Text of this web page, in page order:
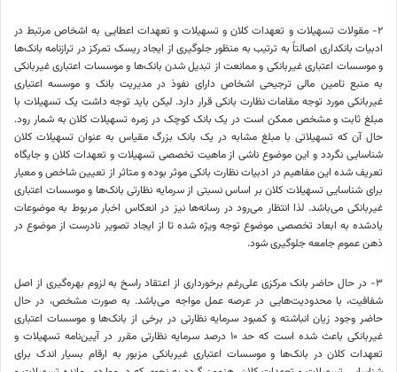
۲- مقولات تسهیلات و تعهدات کلان و تسهیلات و تعهدات اعطایی به اشخاص مرتبط در
ادبیات بانکداری اصالتاً به ترتیب به منظور جلوگیری از ایجاد ریسک تمرکز در ترازنامه بانک‌ها
و موسسات اعتباری غیربانکی و ممانعت از تبدیل شدن بانک‌ها و موسسات اعتباری غیربانکی
به منبع تامین مالی ترجیحی اشخاص دارای نفوذ در مدیریت بانک و موسسه اعتباری
غیربانکی مورد توجه مقامات نظارت بانکی قرار دارد. لیکن باید توجه داشت یک تسهیلات با
مبلغ ثابت و مشخص ممکن است در یک بانک کوچک در زمره تسهیلات کلان به شمار رود.
حال آن که تسهیلاتی با مبلغ مشابه در یک بانک بزرگ مقیاس به عنوان تسهیلات کلان
شناسایی نگردد و این موضوع ناشی از ماهیت تخصصی تسهیلات و تعهدات کلان و جایگاه
تعریف شده این مفاهیم در ادبیات نظارت بانکی موثر بوده و متاثر از تعیین شاخص و معیار
برای شناسایی تسهیلات کلان بر اساس نسبتی از سرمایه نظارتی بانک‌ها و موسسات اعتباری
غیربانکی می‌باشد. لذا انتظار می‌رود در رسانه‌ها نیز در انعکاس اخبار مربوط به موضوعات
یادشده به ابعاد تخصصی موضوع توجه ویژه شده تا از ایجاد تصویر نادرست از موضوع در
ذهن عموم جامعه جلوگیری شود.
۳‏- در حال حاضر بانک مرکزی علی‌رغم برخورداری از اعتقاد راسخ به لزوم بهره‌گیری از اصل
شفافیت، با محدودیت‌هایی در عرصه عمل مواجه می‌باشد. به صورت مشخص، در حال
حاضر وجود زیان انباشته و کمبود سرمایه نظارتی در برخی از بانک‌ها و موسسات اعتباری
غیربانکی باعث شده است که حد ۱۰ درصد سرمایه نظارتی مقرر در آیین‌نامه تسهیلات و
تعهدات کلان در بانک‌ها و موسسات اعتباری غیربانکی مزبور به ارقام بسیار اندک برای